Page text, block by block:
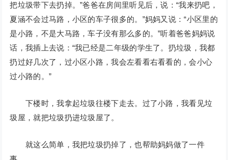
把垃圾带下去扔掉。”爸爸在房间里听见后，说：“我来扔吧，
夏涵不会过马路，小区的车子很多的。”妈妈又说：“小区里的
是小路，不是大马路，车子没有那么多的。”听着爸爸妈妈说
话，我插上去说：“我已经是二年级的学生了。扔垃圾，我都
扔过好几次了，过小区小路，我会左看看右看看的，会小心
过小路的。”
下楼时，我拿起垃圾往楼下走去。过了小路，我看见垃
圾屋，就把垃圾扔进垃圾屋了。
就这么简单，我把垃圾扔掉了，也帮助妈妈做了一件